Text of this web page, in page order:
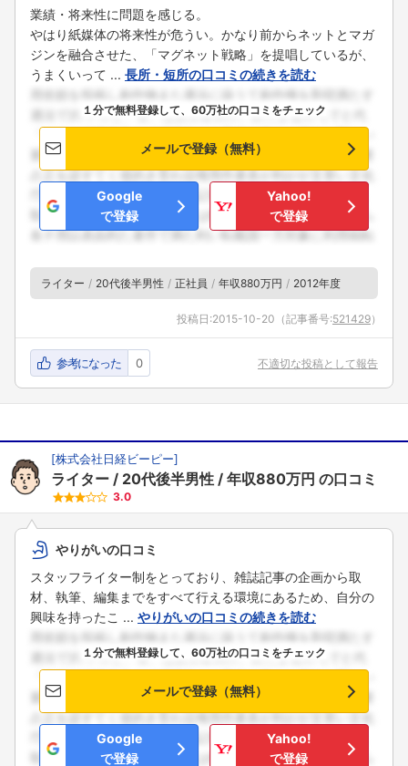
フォローしました
業績・将来性に問題を感じる。
やはり紙媒体の将来性が危うい。かなり前からネットとマガ
ジンを融合させた、「マグネット戦略」を提唱しているが、
うまくいって ... 長所・短所の口コミの続きを読む
１分で無料登録して、60万社の口コミをチェック
メールで登録（無料）
Google
で登録
Yahoo!
で登録
ライター 20代後半男性 正社員 年収880万円 2012年度
投稿日:2015-10-20 （記事番号:521429）
参考になった 0 不適切な投稿として報告
[株式会社日経ビーピー]
ライター 20代後半男性 年収880万円 の口コミ
3.0
やりがいの口コミ
スタッフライター制をとっており、雑誌記事の企画から取
材、執筆、編集までをすべて行える環境にあるため、自分の
興味を持ったこ ... やりがいの口コミの続きを読む
１分で無料登録して、60万社の口コミをチェック
メールで登録（無料）
Google
で登録
Yahoo!
で登録